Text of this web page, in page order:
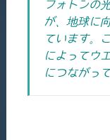
フォトンの
が、地球に
ています。
によってウ
につながっ